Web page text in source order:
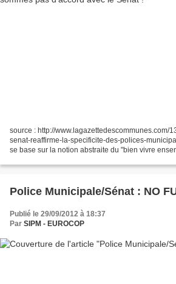
source : http://www.lagazettedescommunes.com/
senat-reaffirme-la-specificite-des-polices-
se base sur la notion abstraite du "bien vivre
Police Municipale/Sénat : NO
Publié le 29/09/2012 à 18:37
Par SIPM - EUROCOP